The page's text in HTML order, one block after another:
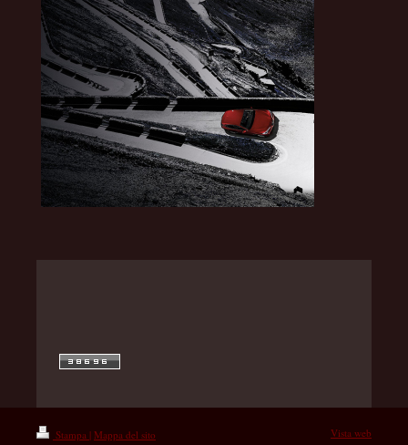
Stampa | Mappa del sito
Vista web